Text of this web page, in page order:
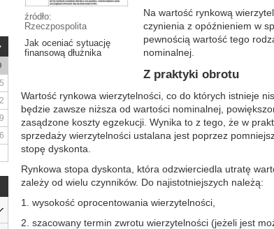
źródło:
Rzeczpospolita
Jak oceniać sytuację
finansową dłużnika
Na wartość rynkową
czynienia z opóźnieniem w
pewnością wartość tego
nominalnej.
Z praktyki obrotu
Wartość rynkowa wierzytelności, co do których istnieje
będzie zawsze niższa od wartości nominalnej,
zasądzone koszty egzekucji. Wynika to z tego, że w
sprzedaży wierzytelności ustalana jest poprzez
stopę dyskonta.
Rynkowa stopa dyskonta, która odzwierciedla utratę
zależy od wielu czynników. Do najistotniejszych należą:
1. wysokość oprocentowania wierzytelności,
2. szacowany termin zwrotu wierzytelności (jeżeli jest
5